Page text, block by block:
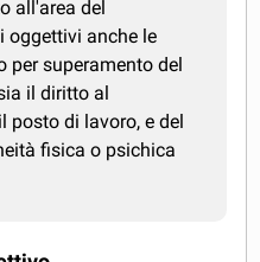
all'area del
oggettivi anche le
per superamento del
il diritto al
posto di lavoro, e del
fisica o psichica